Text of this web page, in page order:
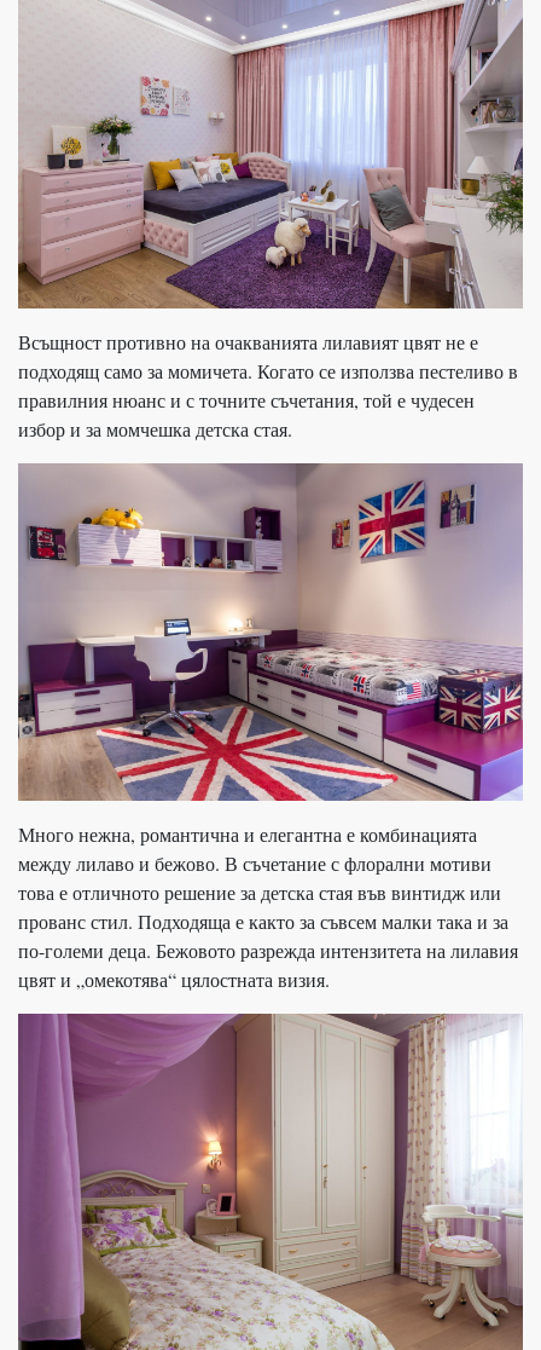
Всъщност противно на очакванията лилавият цвят не е
подходящ само за момичета. Когато се използва пестеливо в
правилния нюанс и с точните съчетания, той е чудесен
избор и за момчешка детска стая.
Много нежна, романтична и елегантна е комбинацията
между лилаво и бежово. В съчетание с флорални мотиви
това е отличното решение за детска стая във винтидж или
прованс стил. Подходяща е както за съвсем малки така и за
по-големи деца. Бежовото разрежда интензитета на лилавия
цвят и „омекотява“ цялостната визия.